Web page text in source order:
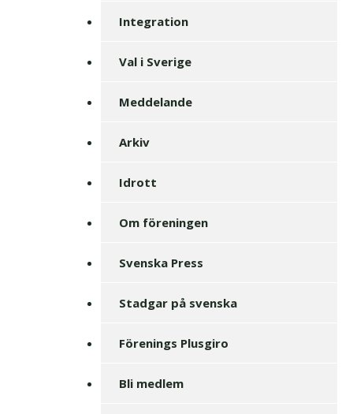
Integration
Val i Sverige
Meddelande
Arkiv
Idrott
Om föreningen
Svenska Press
Stadgar på svenska
Förenings Plusgiro
Bli medlem